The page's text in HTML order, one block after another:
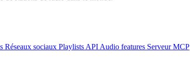
Réseaux sociaux Playlists API Audio features Serveur MCP